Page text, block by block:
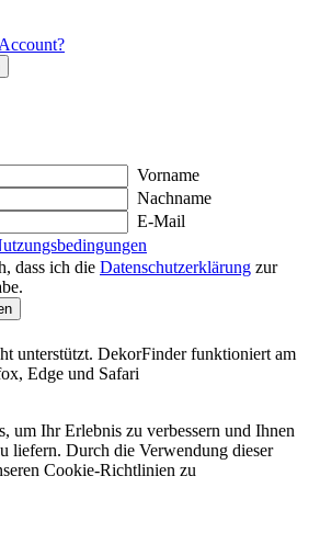
Vorname
Nachname
E-Mail
dass ich die Datenschutzerklärung zur
unterstützt. DekorFinder funktioniert am
Edge und Safari
um Ihr Erlebnis zu verbessern und Ihnen
liefern. Durch die Verwendung dieser
Cookie-Richtlinien zu